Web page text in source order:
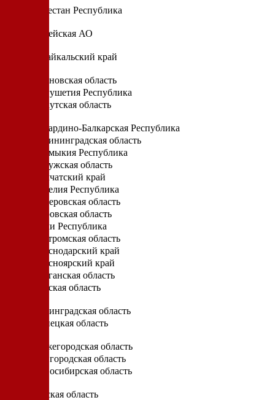
Дагестан Республика
Еврейская АО
Забайкальский край
Ивановская область
Ингушетия Республика
Иркутская область
Кабардино-Балкарская Республика
Калининградская область
Калмыкия Республика
Калужская область
Камчатский край
Карелия Республика
Кемеровская область
Кировская область
Коми Республика
Костромская область
Краснодарский край
Красноярский край
Курганская область
Курская область
Ленинградская область
Липецкая область
Нижегородская область
Новгородская область
Новосибирская область
Омская область